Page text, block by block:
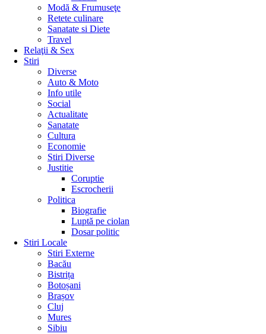
Modă & Frumuseţe
Retete culinare
Sanatate si Diete
Travel
Relaţii & Sex
Stiri
Diverse
Auto & Moto
Info utile
Social
Actualitate
Sanatate
Cultura
Economie
Stiri Diverse
Justitie
Coruptie
Escrocherii
Politica
Biografie
Luptă pe ciolan
Dosar politic
Stiri Locale
Stiri Externe
Bacău
Bistrița
Botoșani
Brașov
Cluj
Mures
Sibiu